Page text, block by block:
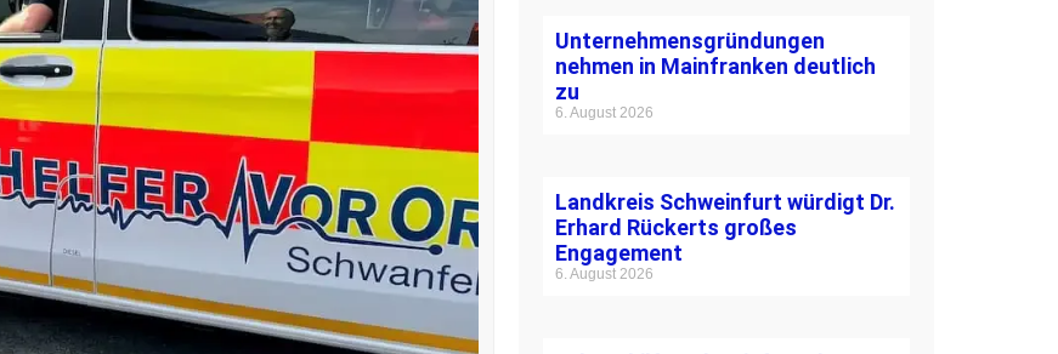
Unternehmensgründungen
nehmen in Mainfranken deutlich
zu
6. August 2026
Landkreis Schweinfurt würdigt Dr.
Erhard Rückerts großes
Engagement
6. August 2026